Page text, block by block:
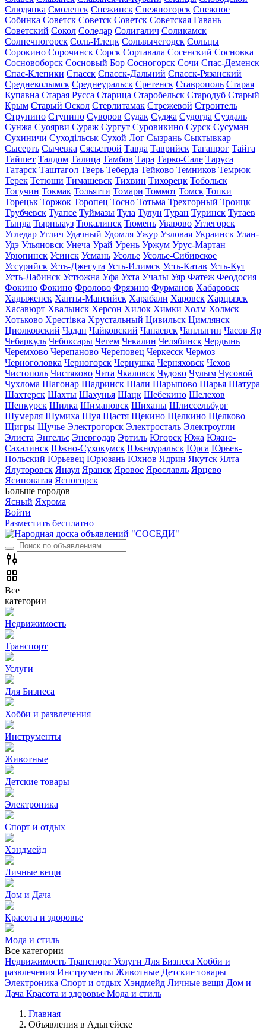
Слюдянка Смоленск Снежинск Снежногорск Снежное
Собинка Советск Советск Советск Советская Гавань
Советский Сокол Соледар Солигалич Соликамск
Солнечногорск Соль-Илецк Сольвычегодск Сольцы
Сорокино Сорочинск Сорск Сортавала Сосенский Сосновка
Сосновоборск Сосновый Бор Сосногорск Сочи Спас-Деменск
Спас-Клепики Спасск Спасск-Дальний Спасск-Рязанский
Среднеколымск Среднеуральск Сретенск Ставрополь Старая
Купавна Старая Русса Старица Старобельск Стародуб Старый
Крым Старый Оскол Стерлитамак Стрежевой Строитель
Струнино Ступино Суворов Судак Суджа Судогда Суздаль
Сунжа Суоярви Сураж Сургут Суровикино Сурск Сусуман
Сухиничи Суходільськ Сухой Лог Сызрань Сыктывкар
Сысерть Сычевка Сясьстрой Тавда Таврийск Таганрог Тайга
Тайшет Талдом Талица Тамбов Тара Тарко-Сале Таруса
Татарск Таштагол Тверь Теберда Тейково Темников Темрюк
Терек Тетюши Тимашевск Тихвин Тихорецк Тобольск
Тогучин Токмак Тольятти Томари Томмот Томск Топки
Торецьк Торжок Торопец Тосно Тотьма Трехгорный Троицк
Трубчевск Туапсе Туймазы Тула Тулун Туран Туринск Тутаев
Тында Тырныауз Тюкалинск Тюмень Уварово Углегорск
Угледар Углич Удачный Удомля Ужур Узловая Украинск Улан-
Удэ Ульяновск Унеча Урай Урень Уржум Урус-Мартан
Урюпинск Усинск Усмань Усолье Усолье-Сибирское
Уссурийск Усть-Джегута Усть-Илимск Усть-Катав Усть-Кут
Усть-Лабинск Устюжна Уфа Ухта Учалы Уяр Фатеж Феодосия
Фокино Фокино Фролово Фрязино Фурманов Хабаровск
Хадыженск Ханты-Мансийск Харабали Харовск Харцызск
Хасавюрт Хвалынск Херсон Хилок Химки Холм Холмск
Хотьково Хрестівка Хрустальный Цивильск Цимлянск
Циолковский Чадан Чайковский Чапаевск Чаплыгин Часов Яр
Чебаркуль Чебоксары Чегем Чекалин Челябинск Чердынь
Черемхово Черепаново Череповец Черкесск Чермоз
Черноголовка Черногорск Чернушка Черняховск Чехов
Чистополь Чистяково Чита Чкаловск Чудово Чулым Чусовой
Чухлома Шагонар Шадринск Шали Шарыпово Шарья Шатура
Шахтерск Шахты Шахунья Шацк Шебекино Шелехов
Шенкурск Шилка Шимановск Шиханы Шлиссельбург
Шумерля Шумиха Шуя Щастя Щекино Щелкино Щелково
Щигры Щучье Электрогорск Электросталь Электроугли
Элиста Энгельс Энергодар Эртиль Югорск Южа Южно-
Сахалинск Южно-Сухокумск Южноуральск Юрга Юрьев-
Польский Юрьевец Юрюзань Юхнов Ядрин Якутск Ялта
Ялуторовск Янаул Яранск Яровое Ярославль Ярцево
Ясиноватая Ясногорск
Больше городов
Ясный Яхрома
Войти
Разместить бесплатно
Все
категории
Недвижимость
Транспорт
Услуги
Для Бизнеса
Хобби и развлечения
Инструменты
Животные
Детские товары
Электроника
Спорт и отдых
Хэндмейд
Личные вещи
Дом и Дача
Красота и здоровье
Мода и стиль
Все категории
Недвижимость Транспорт Услуги Для Бизнеса Хобби и
развлечения Инструменты Животные Детские товары
Электроника Спорт и отдых Хэндмейд Личные вещи Дом и
Дача Красота и здоровье Мода и стиль
Главная
Объявления в Адыгейске